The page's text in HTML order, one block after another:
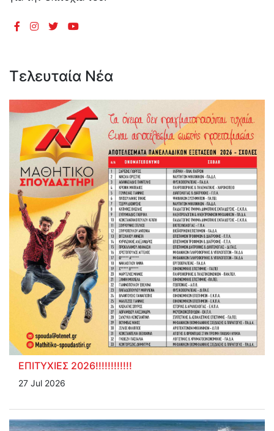
Τελευταία Νέα
ΕΠΙΤΥΧΙΕΣ 2026!!!!!!!!!!!!
27 Jul 2026